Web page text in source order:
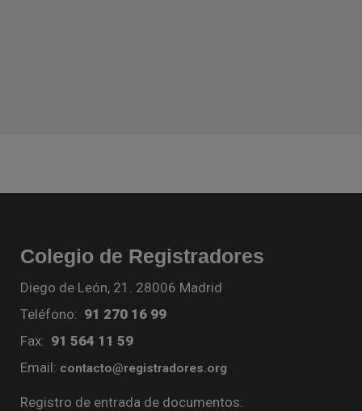
Colegio de Registradores
Diego de León, 21. 28006 Madrid
Teléfono: 91 270 16 99
Fax: 91 564 11 59
Email: contacto@registradores.org
Registro de entrada de documentos: